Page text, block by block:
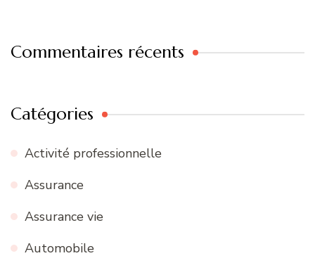
Commentaires récents
Catégories
Activité professionnelle
Assurance
Assurance vie
Automobile